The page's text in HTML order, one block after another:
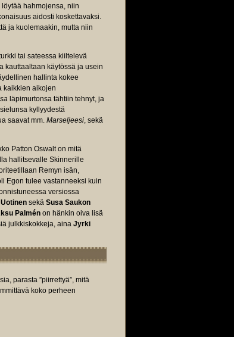
hahmojensa, niin
aidosti koskettavaksi.
ja kuolemaakin, mutta niin
tai sateessa kiiltelevä
kauttaaltaan käytössä ja usein
hallinta kokee
kaikkien aikojen
läpimurtonsa tähtiin tehnyt, ja
kyllyydestä
saavat mm. Marseljeesi, sekä
Patton Oswalt on mitä
hallitsevalle Skinnerille
Remyn isän,
Egon tulee vastanneeksi kuin
versiossa
sekä Susa Saukon
Palmén on hänkin oiva lisä
julkkiskokkeja, aina Jyrki
parasta ”piirrettyä”, mitä
koko perheen